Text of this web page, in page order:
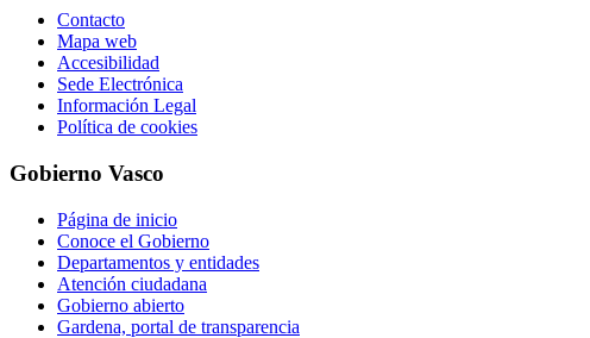
Contacto
Mapa web
Accesibilidad
Sede Electrónica
Información Legal
Política de cookies
Gobierno Vasco
Página de inicio
Conoce el Gobierno
Departamentos y entidades
Atención ciudadana
Gobierno abierto
Gardena, portal de transparencia